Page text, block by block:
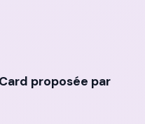
proposée par